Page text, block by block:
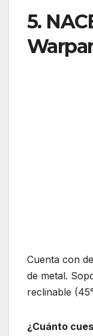
5.
Cuenta con
de metal.
reclinable
¿Cuánto